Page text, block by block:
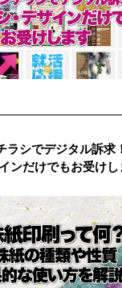
ラシでデジタル訴求
ンだけでもお受けし